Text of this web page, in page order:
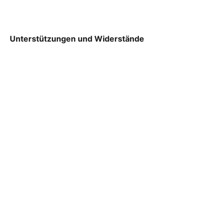
Unterstützungen und Widerstände